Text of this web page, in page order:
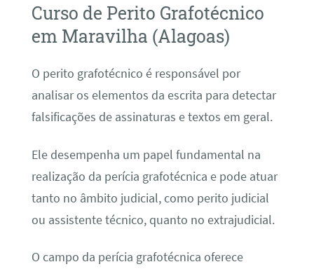
Curso de Perito Grafotécnico
em Maravilha (Alagoas)
O perito grafotécnico é responsável por
analisar os elementos da escrita para detectar
falsificações de assinaturas e textos em geral.
Ele desempenha um papel fundamental na
realização da perícia grafotécnica e pode atuar
tanto no âmbito judicial, como perito judicial
ou assistente técnico, quanto no extrajudicial.
O campo da perícia grafotécnica oferece